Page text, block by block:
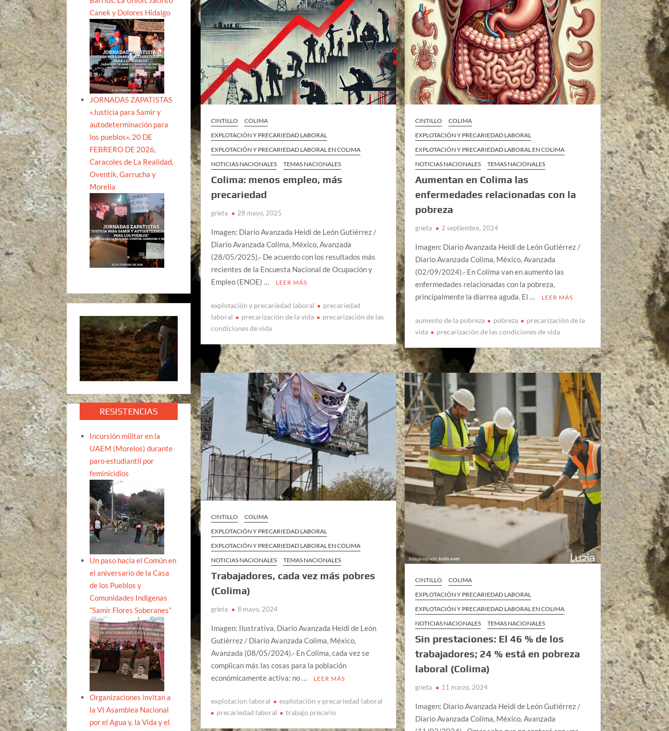
CINTILLO
COLIMA
EXPLOTACIÓN Y PRECARIEDAD LABORAL
EXPLOTACIÓN Y PRECARIEDAD LABORAL EN COLIMA
NOTICIAS NACIONALES
TEMAS NACIONALES
Colima: menos empleo, más
precariedad
grieta 28 mayo, 2025
Imagen: Diario Avanzada Heidi de León Gutiérrez /
Diario Avanzada Colima, México, Avanzada
(28/05/2025).- De acuerdo con los resultados más
recientes de la Encuesta Nacional de Ocupación y
Empleo (ENOE) …
LEER MÁS
explotación y precariedad laboral
precariedad
laboral
precarización de la vida
precarización de las
condiciones de vida
CINTILLO
COLIMA
EXPLOTACIÓN Y PRECARIEDAD LABORAL
EXPLOTACIÓN Y PRECARIEDAD LABORAL EN COLIMA
NOTICIAS NACIONALES
TEMAS NACIONALES
Aumentan en Colima las
enfermedades relacionadas con la
pobreza
grieta 2 septiembre, 2024
Imagen: Diario Avanzada Heidi de León Gutiérrez /
Diario Avanzada Colima, México, Avanzada
(02/09/2024).- En Colima van en aumento las
enfermedades relacionadas con la pobreza,
principalmente la diarrea aguda. El …
LEER MÁS
aumento de la pobreza pobreza
precarización de la
vida
precarización de las condiciones de vida
CINTILLO
COLIMA
EXPLOTACIÓN Y PRECARIEDAD LABORAL
EXPLOTACIÓN Y PRECARIEDAD LABORAL EN COLIMA
NOTICIAS NACIONALES
TEMAS NACIONALES
Trabajadores, cada vez más pobres
(Colima)
grieta 8 mayo, 2024
Imagen: Ilustrativa, Diario Avanzada Heidi de León
Gutiérrez / Diario Avanzada Colima, México,
Avanzada (08/05/2024).- En Colima, cada vez se
complican más las cosas para la población
económicamente activa: no …
LEER MÁS
explotacion laboral
explotación y precariedad laboral
precariedad laboral
trabajo precario
CINTILLO
COLIMA
EXPLOTACIÓN Y PRECARIEDAD LABORAL
EXPLOTACIÓN Y PRECARIEDAD LABORAL EN COLIMA
NOTICIAS NACIONALES
TEMAS NACIONALES
Sin prestaciones: El 46 % de los
trabajadores; 24 % está en pobreza
laboral (Colima)
grieta 11 marzo, 2024
Imagen: Diario Avanzada Heidi de León Gutiérrez /
Diario Avanzada Colima, México, Avanzada
Canek y Dolores Hidalgo
JORNADAS ZAPATISTAS
«Justicia para Samir y
autodeterminación para
los pueblos». 20 DE
FEBRERO DE 2026,
Caracoles de La Realidad,
Oventik, Garrucha y
Morelia
RESISTENCIAS
Incursión militar en la
UAEM (Morelos) durante
paro estudiantil por
feminicidios
Un paso hacia el Común en
el aniversario de la Casa
de los Pueblos y
Comunidades Indígenas
“Samir Flores Soberanes”
Organizaciones invitan a
la VI Asamblea Nacional
por el Agua y, la Vida y el